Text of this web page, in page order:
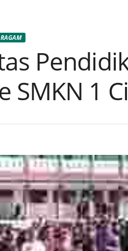
RAGAM
SMKN 1